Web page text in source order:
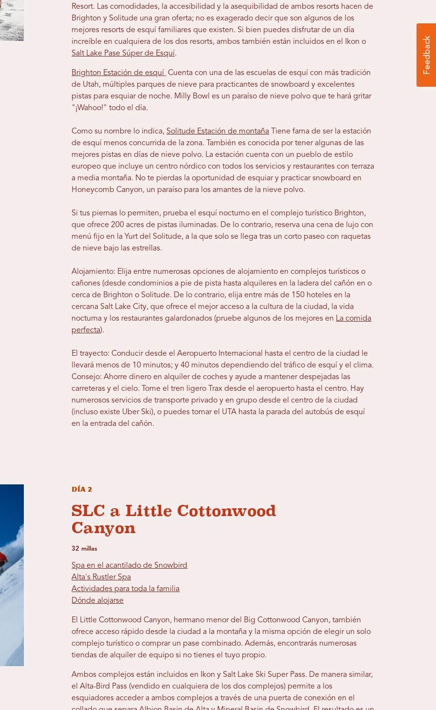
Resort. Las comodidades, la accesibilidad y la asequibilidad de ambos resorts hacen de
Brighton y Solitude una gran oferta; no es exagerado decir que son algunos de los
mejores resorts de esquí familiares que existen. Si bien puedes disfrutar de un día
increíble en cualquiera de los dos resorts, ambos también están incluidos en el Ikon o
Salt Lake Pase Súper de Esquí.
Brighton Estación de esquí Cuenta con una de las escuelas de esquí con más tradición
de Utah, múltiples parques de nieve para practicantes de snowboard y excelentes
pistas para esquiar de noche. Milly Bowl es un paraíso de nieve polvo que te hará gritar
"¡Wahoo!" todo el día.
Como su nombre lo indica, Solitude Estación de montaña Tiene fama de ser la estación
de esquí menos concurrida de la zona. También es conocida por tener algunas de las
mejores pistas en días de nieve polvo. La estación cuenta con un pueblo de estilo
europeo que incluye un centro nórdico con todos los servicios y restaurantes con terraza
a media montaña. No te pierdas la oportunidad de esquiar y practicar snowboard en
Honeycomb Canyon, un paraíso para los amantes de la nieve polvo.
Si tus piernas lo permiten, prueba el esquí nocturno en el complejo turístico Brighton,
que ofrece 200 acres de pistas iluminadas. De lo contrario, reserva una cena de lujo con
menú fijo en la Yurt del Solitude, a la que solo se llega tras un corto paseo con raquetas
de nieve bajo las estrellas.
Alojamiento: Elija entre numerosas opciones de alojamiento en complejos turísticos o
cañones (desde condominios a pie de pista hasta alquileres en la ladera del cañón en o
cerca de Brighton o Solitude. De lo contrario, elija entre más de 150 hoteles en la
cercana Salt Lake City, que ofrece el mejor acceso a la cultura de la ciudad, la vida
nocturna y los restaurantes galardonados (pruebe algunos de los mejores en La comida
perfecta).
El trayecto: Conducir desde el Aeropuerto Internacional hasta el centro de la ciudad le
llevará menos de 10 minutos; y 40 minutos dependiendo del tráfico de esquí y el clima.
Consejo: Ahorre dinero en alquiler de coches y ayude a mantener despejadas las
carreteras y el cielo. Tome el tren ligero Trax desde el aeropuerto hasta el centro. Hay
numerosos servicios de transporte privado y en grupo desde el centro de la ciudad
(incluso existe Uber Ski), o puedes tomar el UTA hasta la parada del autobús de esquí
en la entrada del cañón.
Día 2
SLC a Little Cottonwood
Canyon
32 millas
Spa en el acantilado de Snowbird
Alta's Rustler Spa
Actividades para toda la familia
Dónde alojarse
El Little Cottonwood Canyon, hermano menor del Big Cottonwood Canyon, también
ofrece acceso rápido desde la ciudad a la montaña y la misma opción de elegir un solo
complejo turístico o comprar un pase combinado. Además, encontrarás numerosas
tiendas de alquiler de equipo si no tienes el tuyo propio.
Ambos complejos están incluidos en Ikon y Salt Lake Ski Super Pass. De manera similar,
el Alta-Bird Pass (vendido en cualquiera de los dos complejos) permite a los
esquiadores acceder a ambos complejos a través de una puerta de conexión en el